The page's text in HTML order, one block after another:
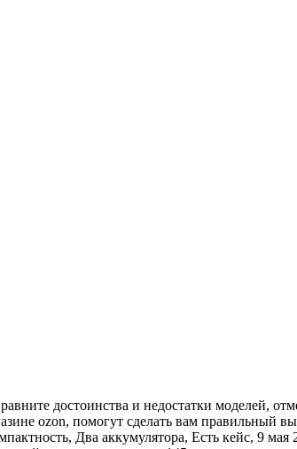
достоинства и недостатки моделей,
ozon, помогут сделать вам правильный
Два аккумулятора, Есть кейс, 9 мая